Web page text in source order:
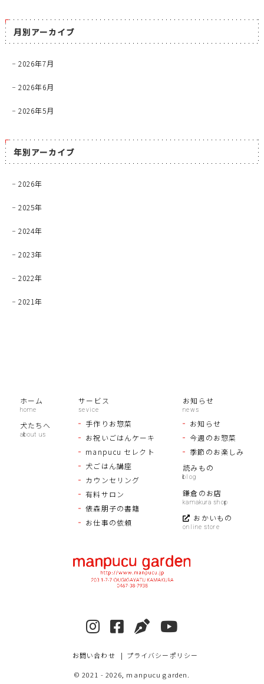
月別アーカイブ
2026年7月
2026年6月
2026年5月
年別アーカイブ
2026年
2025年
2024年
2023年
2022年
2021年
ホーム
犬たちへ
サービス
手作りお惣菜
お祝いごはんケーキ
manpucu セレクト
犬ごはん講座
カウンセリング
有料サロン
俵森朋子の書籍
お仕事の依頼
お知らせ
お知らせ
今週のお惣菜
季節のお楽しみ
読みもの
鎌倉のお店
おかいもの
お問い合わせ プライバシーポリシー
© 2021 - 2026, manpucu garden.